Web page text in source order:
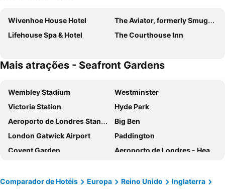
Wivenhoe House Hotel
The Aviator, formerly Smugglers Cove, Clacton On Sea by Marston's Inns
Lifehouse Spa & Hotel
The Courthouse Inn
Mais atrações - Seafront Gardens
Wembley Stadium
Westminster
Victoria Station
Hyde Park
Aeroporto de Londres Stansted
Big Ben
London Gatwick Airport
Paddington
Covent Garden
Aeroporto de Londres - Heathrow
Kings Cross
Metrô de Londres
Comparador de Hotéis Europa Reino Unido
Inglaterra